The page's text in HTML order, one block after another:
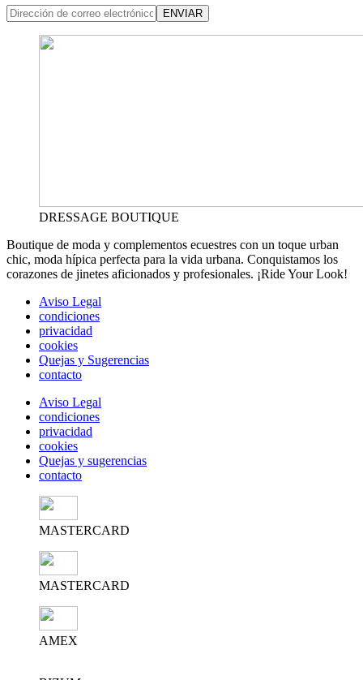
ENVIAR
DRESSAGE BOUTIQUE
Boutique de moda y complementos ecuestres con un toque urban
chic, moda hípica perfecta para la vida urbana. Conquistamos los
corazones de jinetes aficionados y profesionales. ¡Ride Your Look!
Aviso Legal
condiciones
privacidad
cookies
Quejas y Sugerencias
contacto
Aviso Legal
condiciones
privacidad
cookies
Quejas y sugerencias
contacto
MASTERCARD
MASTERCARD
AMEX